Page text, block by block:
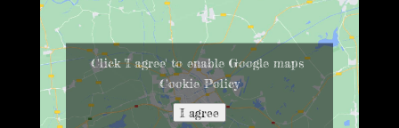
Click 'I agree' to enable Google maps
Cookie Policy
I agree